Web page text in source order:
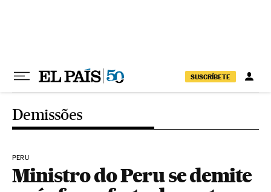
SUSCRÍBETE
Demissões
PERU
Ministro do Peru se demite